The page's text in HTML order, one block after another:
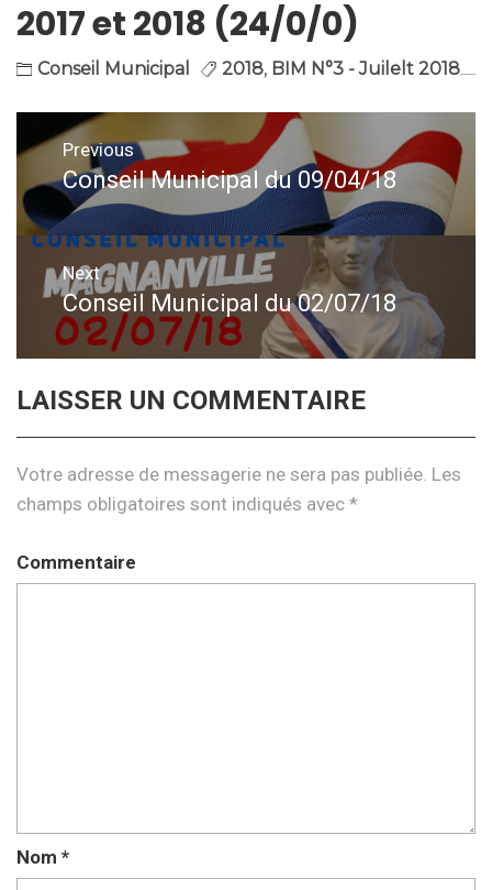
2017 et 2018 (24/0/0)
Conseil Municipal 2018, BIM N°3 - Juilelt 2018
Navigation
de
l’article
Previous
Previous
post:
Conseil Municipal du 09/04/18
Next
Next
post:
Conseil Municipal du 02/07/18
LAISSER UN COMMENTAIRE
Votre adresse de messagerie ne sera pas publiée. Les
champs obligatoires sont indiqués avec *
Commentaire
Nom *